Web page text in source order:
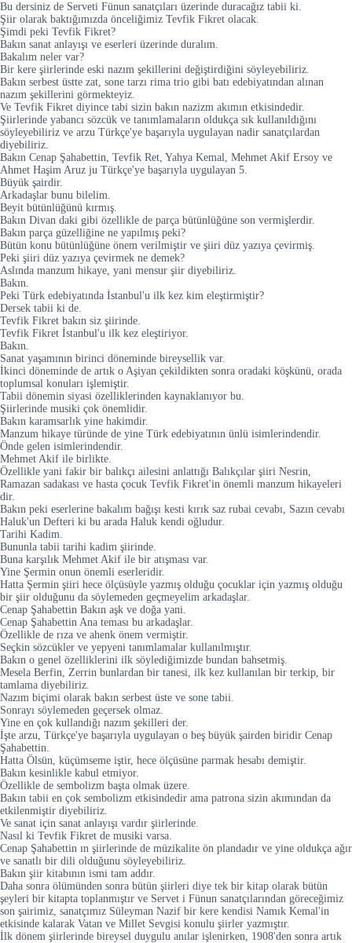
Bu dersiniz de Serveti Fünun sanatçıları üzerinde duracağız tabii ki.
Şiir olarak baktığımızda önceliğimiz Tevfik Fikret olacak.
Şimdi peki Tevfik Fikret?
Bakın sanat anlayışı ve eserleri üzerinde duralım.
Bakalım neler var?
Bir kere şiirlerinde eski nazım şekillerini değiştirdiğini söyleyebiliriz.
Bakın serbest üstte zat, sone tarzı rima trio gibi batı edebiyatından alınan
nazım şekillerini görmekteyiz.
Ve Tevfik Fikret diyince tabi sizin bakın nazizm akımın etkisindedir.
Şiirlerinde yabancı sözcük ve tanımlamaların oldukça sık kullanıldığını
söyleyebiliriz ve arzu Türkçe'ye başarıyla uygulayan nadir sanatçılardan
diyebiliriz.
Bakın Cenap Şahabettin, Tevfik Ret, Yahya Kemal, Mehmet Akif Ersoy ve
Ahmet Haşim Aruz ju Türkçe'ye başarıyla uygulayan 5.
Büyük şairdir.
Arkadaşlar bunu bilelim.
Beyit bütünlüğünü kırmış.
Bakın Divan daki gibi özellikle de parça bütünlüğüne son vermişlerdir.
Bakın parça güzelliğine ne yapılmış peki?
Bütün konu bütünlüğüne önem verilmiştir ve şiiri düz yazıya çevirmiş.
Peki şiiri düz yazıya çevirmek ne demek?
Aslında manzum hikaye, yani mensur şiir diyebiliriz.
Bakın.
Peki Türk edebiyatında İstanbul'u ilk kez kim eleştirmiştir?
Dersek tabii ki de.
Tevfik Fikret bakın siz şiirinde.
Tevfik Fikret İstanbul'u ilk kez eleştiriyor.
Bakın.
Sanat yaşamının birinci döneminde bireysellik var.
İkinci döneminde de artık o Aşiyan çekildikten sonra oradaki köşkünü, orada
toplumsal konuları işlemiştir.
Tabii dönemin siyasi özelliklerinden kaynaklanıyor bu.
Şiirlerinde musiki çok önemlidir.
Bakın karamsarlık yine hakimdir.
Manzum hikaye türünde de yine Türk edebiyatının ünlü isimlerindendir.
Önde gelen isimlerindendir.
Mehmet Akif ile birlikte.
Özellikle yani fakir bir balıkçı ailesini anlattığı Balıkçılar şiiri Nesrin,
Ramazan sadakası ve hasta çocuk Tevfik Fikret'in önemli manzum hikayeleri
dir.
Bakın peki eserlerine bakalım bağışı kesti kırık saz rubai cevabı, Sazın cevabı
Haluk'un Defteri ki bu arada Haluk kendi oğludur.
Tarihi Kadim.
Bununla tabii tarihi kadim şiirinde.
Buna karşılık Mehmet Akif ile bir atışması var.
Yine Şermin onun önemli eserleridir.
Hatta Şermin şiiri hece ölçüsüyle yazmış olduğu çocuklar için yazmış olduğu
bir şiir olduğunu da söylemeden geçmeyelim arkadaşlar.
Cenap Şahabettin Bakın aşk ve doğa yani.
Cenap Şahabettin Ana teması bu arkadaşlar.
Özellikle de rıza ve ahenk önem vermiştir.
Seçkin sözcükler ve yepyeni tanımlamalar kullanılmıştır.
Bakın o genel özelliklerini ilk söylediğimizde bundan bahsetmiş.
Mesela Berfin, Zerrin bunlardan bir tanesi, ilk kez kullanılan bir terkip, bir
tamlama diyebiliriz.
Nazım biçimi olarak bakın serbest üste ve sone tabii.
Sonrayı söylemeden geçersek olmaz.
Yine en çok kullandığı nazım şekilleri der.
İşte arzu, Türkçe'ye başarıyla uygulayan o beş büyük şairden biridir Cenap
Şahabettin.
Hatta Ölsün, küçümseme iştir, hece ölçüsüne parmak hesabı demiştir.
Bakın kesinlikle kabul etmiyor.
Özellikle de sembolizm başta olmak üzere.
Bakın tabii en çok sembolizm etkisindedir ama patrona sizin akımından da
etkilenmiştir diyebiliriz.
Ve sanat için sanat anlayışı vardır şiirlerinde.
Nasıl ki Tevfik Fikret de musiki varsa.
Cenap Şahabettin ın şiirlerinde de müzikalite ön plandadır ve yine oldukça ağır
ve sanatlı bir dili olduğunu söyleyebiliriz.
Bakın şiir kitabının ismi tam addır.
Daha sonra ölümünden sonra bütün şiirleri diye tek bir kitap olarak bütün
şeyleri bir kitapta toplanmıştır ve Servet i Fünun sanatçılarından göreceğimiz
son şairimiz, sanatçımız Süleyman Nazif bir kere kendisi Namık Kemal'in
etkisinde kalarak Vatan ve Millet Sevgisi konulu şiirler yazmıştır.
İlk dönem şiirlerinde bireysel duygulu anılar işlenirken, 1908'den sonra artık